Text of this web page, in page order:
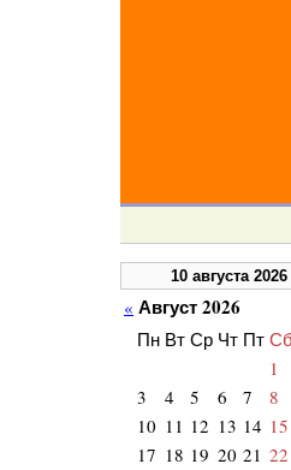
10 августа 2026
« Август 2026
Пн Вт Ср Чт Пт Сб
1
3
4 5 6 7 8
10 11 12 13 14 15
17 18 19 20 21 22